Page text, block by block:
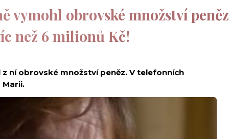
vymohl obrovské množství
než 6 milionů Kč!
ní obrovské množství peněz. V telefonních
Marii.